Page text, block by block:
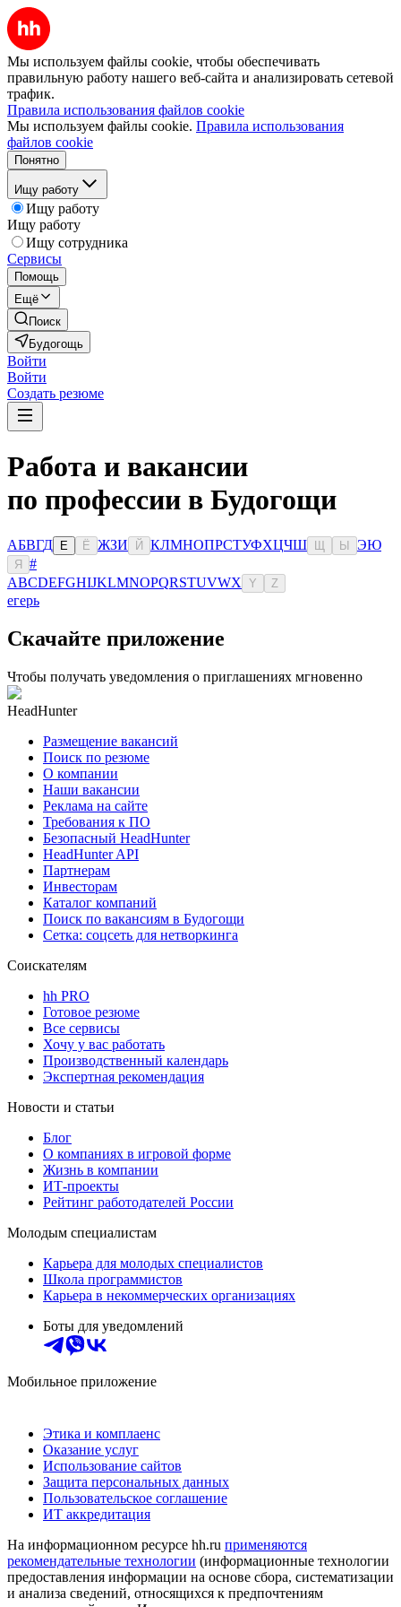
Мы используем файлы cookie, чтобы обеспечивать
правильную работу нашего веб-сайта и анализировать сетевой
трафик.
Правила использования файлов cookie
Мы используем файлы cookie. Правила использования
файлов cookie
Понятно
Ищу работу
Ищу работу
Ищу работу
Ищу сотрудника
Сервисы
Помощь
Ещё
Поиск
Будогощь
Войти
Войти
Создать резюме
Работа и вакансии
по профессии в Будогощи
АБВГД Е Ё ЖЗИ Й КЛМНОПРСТУФХЦЧШ Ы ЭЮ
Я
#
ABCDEFGHIJKLMNOPQRSTUVWX Y Z
егерь
Скачайте приложение
Чтобы получать уведомления о приглашениях мгновенно
HeadHunter
Размещение вакансий
Поиск по резюме
О компании
Наши вакансии
Реклама на сайте
Требования к ПО
Безопасный HeadHunter
HeadHunter API
Партнерам
Инвесторам
Каталог компаний
Поиск по вакансиям в Будогощи
Сетка: соцсеть для нетворкинга
Соискателям
hh PRO
Готовое резюме
Все сервисы
Хочу у вас работать
Производственный календарь
Экспертная рекомендация
Новости и статьи
Блог
О компаниях в игровой форме
Жизнь в компании
ИТ-проекты
Рейтинг работодателей России
Молодым специалистам
Карьера для молодых специалистов
Школа программистов
Карьера в некоммерческих организациях
Боты для уведомлений
Мобильное приложение
Этика и комплаенс
Оказание услуг
Использование сайтов
Защита персональных данных
Пользовательское соглашение
ИТ аккредитация
На информационном ресурсе hh.ru применяются
рекомендательные технологии (информационные технологии
предоставления информации на основе сбора, систематизации
и анализа сведений, относящихся к предпочтениям